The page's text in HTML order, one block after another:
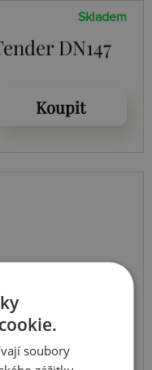
Skladem
DN147
Koupit
soubory